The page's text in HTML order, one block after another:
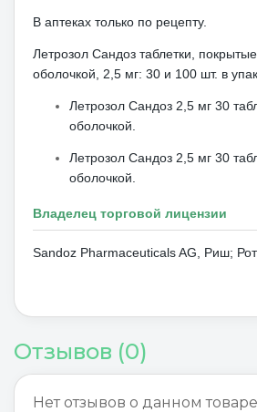
В аптеках только по рецепту.
Летрозол Сандоз таблетки,
оболочкой, 2,5 мг: 30 и 100 шт. в
Летрозол Сандоз 2,5 мг 30
оболочкой.
Летрозол Сандоз 2,5 мг 30
оболочкой.
Владелец торговой лицензии
Sandoz Pharmaceuticals AG, Риш;
Отзывов (0)
Нет отзывов о данном